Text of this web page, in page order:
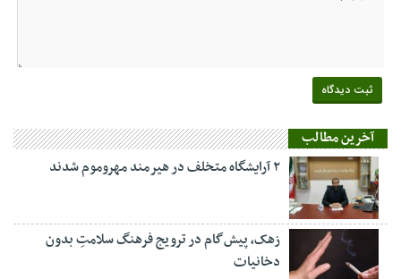
آخرین مطالب
۲ آرایشگاه متخلف در هیرمند مهروموم شدند
زهک، پیش‌گام در ترویج فرهنگ سلامتِ بدون
دخانیات